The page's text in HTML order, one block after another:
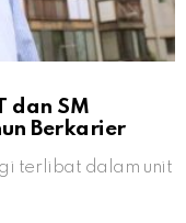
dan SM
Berkarier
terlibat dalam unit